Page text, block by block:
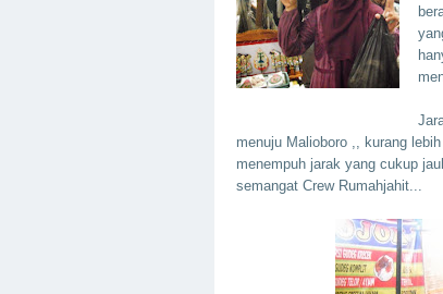
menuju Malioboro ,, kurang
menempuh jarak yang cukup
semangat Crew Rumahjahit...